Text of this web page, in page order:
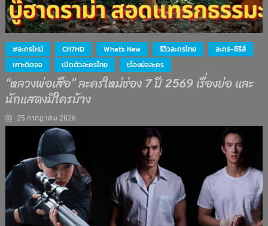
#ละครใหม่ CH7HD What's New รีวิวละครไทย
ละคร-ซีรีส์
เกาะติดจอ
เปิดตัวละครไทย เรื่องย่อละคร
“หลวงพ่อเสือ” ละครใหม่ช่อง 7 ปี 2569 เรื่องย่อ และ
นักแสดงมีใครบ้าง
25 กรกฎาคม 2026